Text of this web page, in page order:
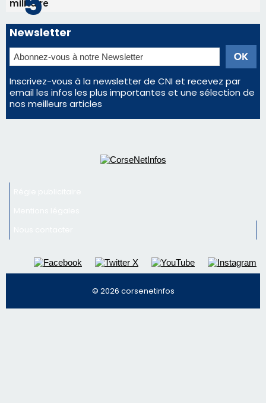
Régie publicitaire
Mentions légales
Nous contacter